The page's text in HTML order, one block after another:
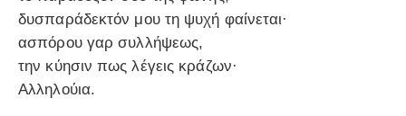
δυσπαράδεκτόν μου τη ψυχή φαίνεται·
ασπόρου γαρ συλλήψεως,
την κύησιν πως λέγεις κράζων·
Αλληλούια.